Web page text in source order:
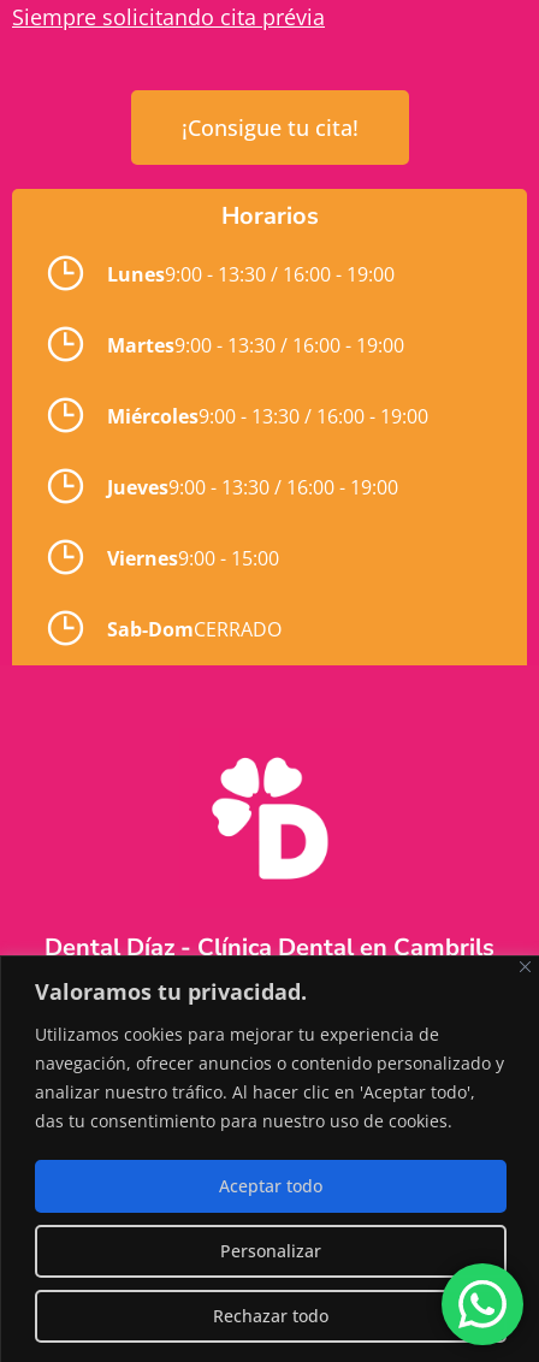
Valoramos tu privacidad.
Utilizamos cookies para mejorar tu experiencia de
navegación, ofrecer anuncios o contenido personalizado y
analizar nuestro tráfico. Al hacer clic en 'Aceptar todo',
das tu consentimiento para nuestro uso de cookies.
Personalizar
Rechazar todo
Aceptar todo
Siempre solicitando cita prévia
¡Consigue tu cita!
Horarios
Lunes9:00 - 13:30 / 16:00 - 19:00
Martes9:00 - 13:30 / 16:00 - 19:00
Miércoles9:00 - 13:30 / 16:00 - 19:00
Jueves9:00 - 13:30 / 16:00 - 19:00
Viernes9:00 - 15:00
Sab-DomCERRADO
Dental Díaz - Clínica Dental en Cambrils
Información de contacto
Política de Privacidad
© 2024 Clínica Dental Díaz Cambrils | Web realizada por
Miki Navarro